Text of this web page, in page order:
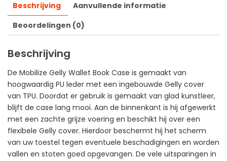
Beschrijving
Aanvullende informatie
Beoordelingen (0)
Beschrijving
De Mobilize Gelly Wallet Book Case is gemaakt van
hoogwaardig PU leder met een ingebouwde Gelly cover
van TPU. Doordat er gebruik is gemaakt van glad kunstleer,
blijft de case lang mooi. Aan de binnenkant is hij afgewerkt
met een zachte grijze voering en beschikt hij over een
flexibele Gelly cover. Hierdoor beschermt hij het scherm
van uw toestel tegen eventuele beschadigingen en worden
vallen en stoten goed opgevangen. De vele uitsparingen in